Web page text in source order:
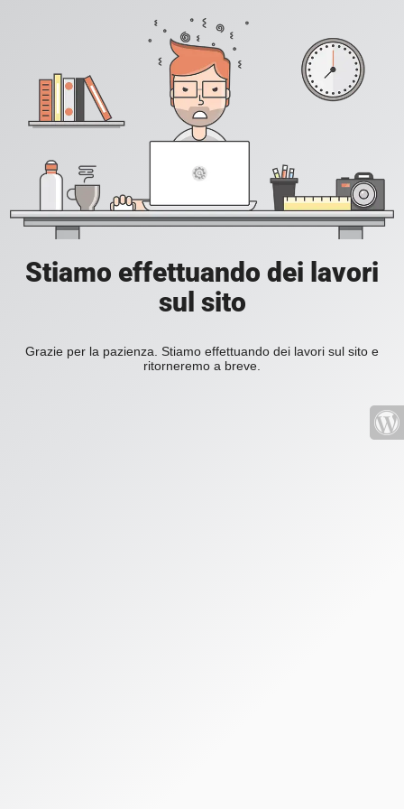
Stiamo effettuando dei lavori
sul sito
Grazie per la pazienza. Stiamo effettuando dei lavori sul sito e
ritorneremo a breve.